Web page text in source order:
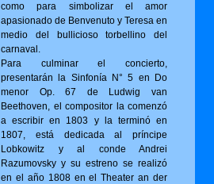
como para simbolizar el amor
apasionado de Benvenuto y Teresa en
medio del bullicioso torbellino del
carnaval.
Para culminar el concierto,
presentarán la Sinfonía N° 5 en Do
menor Op. 67 de Ludwig van
Beethoven, el compositor la comenzó
a escribir en 1803 y la terminó en
1807, está dedicada al príncipe
Lobkowitz y al conde Andrei
Razumovsky y su estreno se realizó
en el año 1808 en el Theater an der